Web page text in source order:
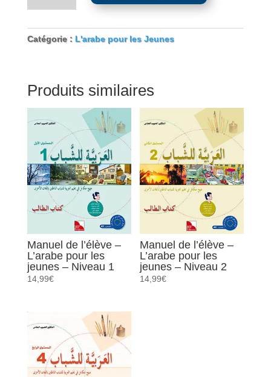
l'enseignant
les
Catégorie : L'arabe pour les Jeunes
Produits similaires
Manuel de l’élève –
L’arabe pour les
jeunes – Niveau 1
14,99€
Manuel de l’élève –
L’arabe pour les
jeunes – Niveau 2
14,99€